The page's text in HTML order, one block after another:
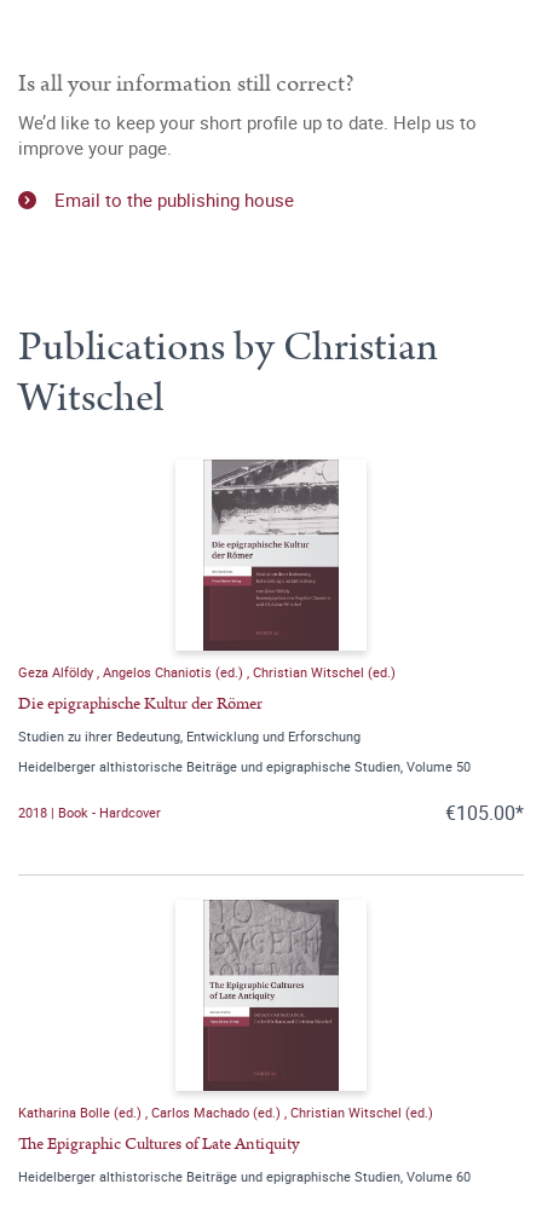
Is all your information still correct?
We’d like to keep your short profile up to date. Help us to
improve your page.
Email to the publishing house
Publications by Christian
Witschel
Geza Alföldy Angelos Chaniotis (ed.) Christian Witschel (ed.)
Die epigraphische Kultur der Römer
Studien zu ihrer Bedeutung, Entwicklung und Erforschung
Heidelberger althistorische Beiträge und epigraphische Studien, Volume 50
2018 | Book - Hardcover €105.00*
Katharina Bolle (ed.) Carlos Machado (ed.) Christian Witschel (ed.)
The Epigraphic Cultures of Late Antiquity
Heidelberger althistorische Beiträge und epigraphische Studien, Volume 60